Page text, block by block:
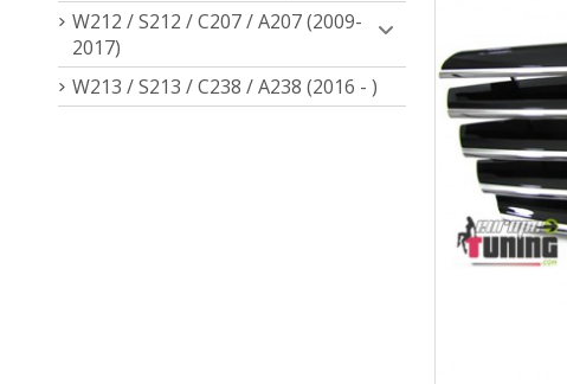
W212 / S212 / C207 / A207 (2009-
2017)
W213 / S213 / C238 / A238 (2016 - )